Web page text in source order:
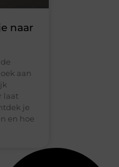
naar
aan
laat
je
en hoe